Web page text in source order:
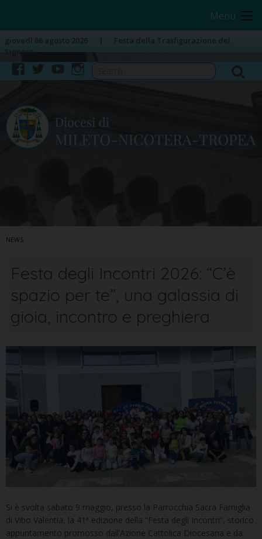
content
Menu
giovedì 06 agosto 2026
Festa della Trasfigurazione del
Signore
facebook
twitteryoutubeinstagram
NEWS
Festa degli Incontri 2026: “C’è
spazio per te”, una galassia di
gioia, incontro e preghiera
Si è svolta sabato 9 maggio, presso la Parrocchia Sacra Famiglia
di Vibo Valentia, la 41ª edizione della “Festa degli Incontri”, storico
appuntamento promosso dall’Azione Cattolica Diocesana e da